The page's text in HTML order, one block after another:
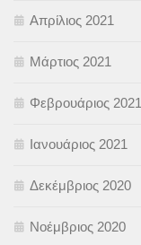
Απρίλιος 2021
Μάρτιος 2021
Φεβρουάριος 2021
Ιανουάριος 2021
Δεκέμβριος 2020
Νοέμβριος 2020